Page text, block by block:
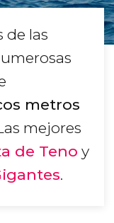
de las
metros
mejores
de Teno y
.